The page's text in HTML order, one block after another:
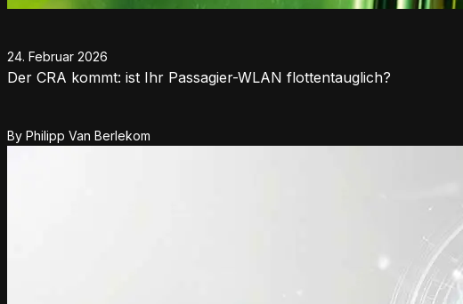
24. Februar 2026
Der CRA kommt: ist Ihr Passagier-WLAN flottentauglich?
By Philipp Van Berlekom